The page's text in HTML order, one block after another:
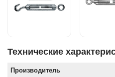
Технические
Производитель